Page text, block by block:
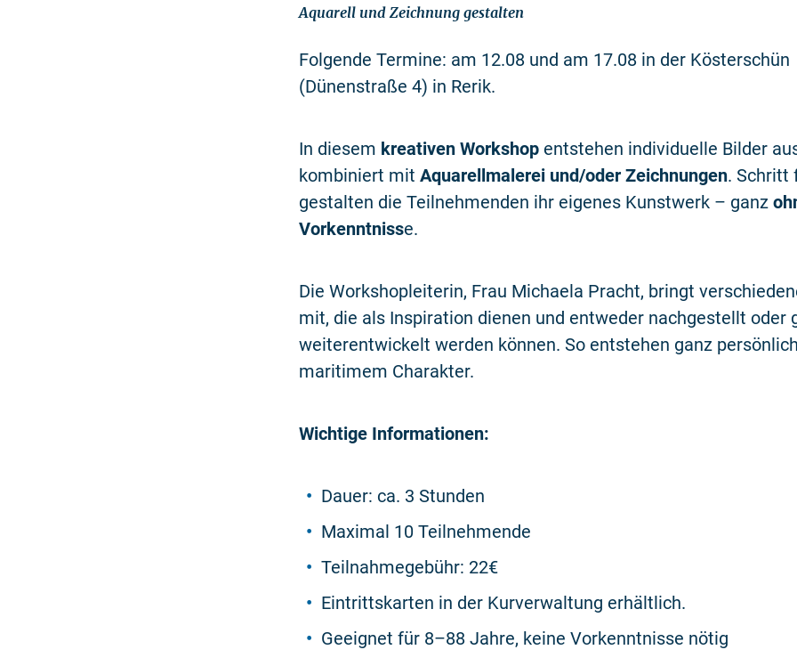
Aquarell und Zeichnung gestalten
Folgende Termine: am 12.08 und am 17.08 in der Kösterschün
(Dünenstraße 4) in Rerik.
In diesem kreativen Workshop entstehen individuelle Bilder
kombiniert mit Aquarellmalerei und/oder Zeichnungen. Schritt
gestalten die Teilnehmenden ihr eigenes Kunstwerk – ganz
Vorkenntnisse.
Die Workshopleiterin, Frau Michaela Pracht, bringt
mit, die als Inspiration dienen und entweder nachgestellt oder
weiterentwickelt werden können. So entstehen ganz
maritimem Charakter.
Wichtige Informationen:
Dauer: ca. 3 Stunden
Maximal 10 Teilnehmende
Teilnahmegebühr: 22€
Eintrittskarten in der Kurverwaltung erhältlich.
Geeignet für 8–88 Jahre, keine Vorkenntnisse nötig